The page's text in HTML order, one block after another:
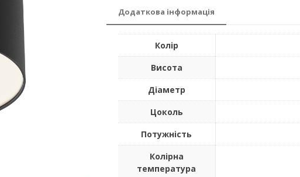
Додаткова інформація
Колір
Висота
Діаметр
Цоколь
Потужність
Колірна
температура